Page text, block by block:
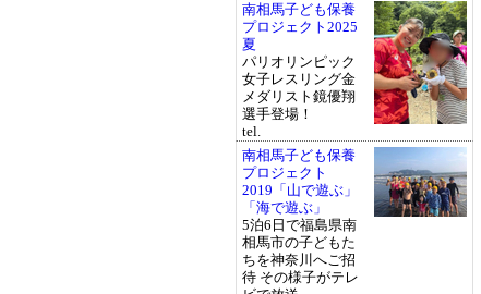
南相馬子ども保養
プロジェクト2025
夏
パリオリンピック
女子レスリング金
メダリスト鏡優翔
選手登場！
tel.
南相馬子ども保養
プロジェクト
2019「山で遊ぶ」
「海で遊ぶ」
5泊6日で福島県南
相馬市の子どもた
ちを神奈川へご招
待 その様子がテレ